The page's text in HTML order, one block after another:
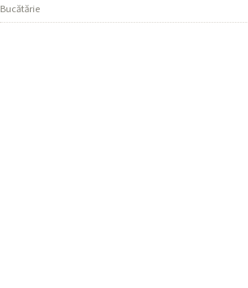
Bucătărie